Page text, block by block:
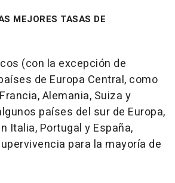
MEJORES TASAS DE
(con la excepción de
de Europa Central, como
Alemania, Suiza y
países del sur de Europa,
Italia, Portugal y España,
para la mayoría de